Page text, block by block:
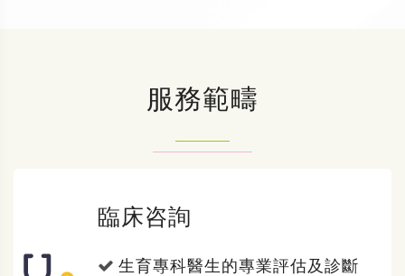
服務範疇
臨床咨詢
生育專科醫生的專業評估及診斷